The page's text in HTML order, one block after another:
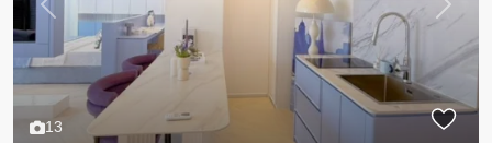
13
Previous Next